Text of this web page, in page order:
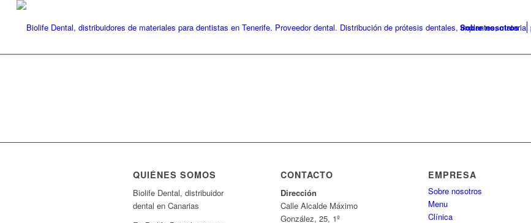
Sobre nosotros
QUIÉNES SOMOS
Biolife Dental, distribuidor
dental en Canarias
CONTACTO
Dirección
Calle Alcalde Máximo
González, 25, 1º
EMPRESA
Sobre nosotros
Menu
Clínica